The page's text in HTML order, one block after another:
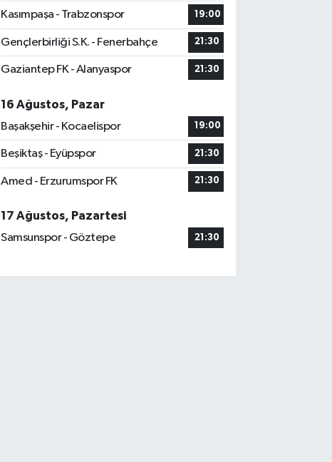
Kasımpaşa - Trabzonspor 19:00
Gençlerbirliği S.K. - Fenerbahçe 21:30
Gaziantep FK - Alanyaspor 21:30
16 Ağustos, Pazar
Başakşehir - Kocaelispor
19:00
Beşiktaş - Eyüpspor 21:30
Amed - Erzurumspor FK 21:30
17 Ağustos, Pazartesi
Samsunspor - Göztepe
21:30